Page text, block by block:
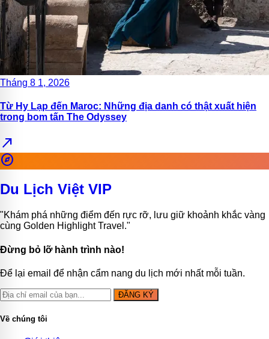
Tháng 8 1, 2026
Từ Hy Lạp đến Maroc: Những địa danh có thật xuất hiện
trong bom tấn The Odyssey
north_east
explore
Du Lịch Việt VIP
"Khám phá những điểm đến rực rỡ, lưu giữ khoảnh khắc vàng
cùng Golden Highlight Travel."
Đừng bỏ lỡ hành trình nào!
Để lại email để nhận cẩm nang du lịch mới nhất mỗi tuần.
ĐĂNG KÝ
Về chúng tôi